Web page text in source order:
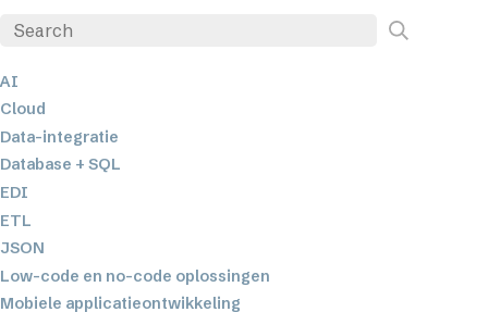
AI
Cloud
Data-integratie
Database + SQL
EDI
ETL
JSON
Low-code en no-code oplossingen
Mobiele applicatieontwikkeling